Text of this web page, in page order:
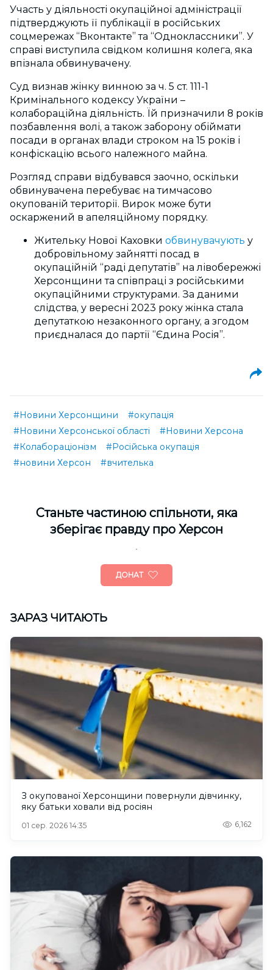
Участь у діяльності окупаційної адміністрації
підтверджують її публікації в російських
соцмережах “Вконтакте” та “Одноклассники”. У
справі виступила свідком колишня колега, яка
впізнала обвинувачену.
Суд визнав жінку винною за ч. 5 ст. 111-1
Кримінального кодексу України –
колабораційна діяльність. Їй призначили 8 років
позбавлення волі, а також заборону обіймати
посади в органах влади строком на 15 років і
конфіскацію всього належного майна.
Розгляд справи відбувався заочно, оскільки
обвинувачена перебуває на тимчасово
окупованій території. Вирок може бути
оскаржений в апеляційному порядку.
Жительку Нової Каховки обвинувачують у
добровільному зайнятті посад в
окупаційній “раді депутатів” на лівобережжі
Херсонщини та співпраці з російськими
окупаційними структурами. За даними
слідства, у вересні 2023 року жінка стала
депутаткою незаконного органу, а згодом
приєдналася до партії “Єдина Росія”.
#Новини Херсонщини
#окупація
#Новини Херсонської області
#Новини Херсона
#Колабораціонізм
#Російська окупація
#новини Херсон
#вчителька
Cтаньте частиною спільноти, яка
зберігає правду про Херсон
ДОНАТ
ЗАРАЗ ЧИТАЮТЬ
З окупованої Херсонщини повернули дівчинку,
яку батьки ховали від росіян
01 сер. 2026 14:35 6,162